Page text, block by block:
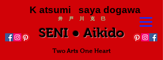
K atsumi saya dogawa
SENI ● Aikido
井 戸 川 克 巳
Two Arts One Heart